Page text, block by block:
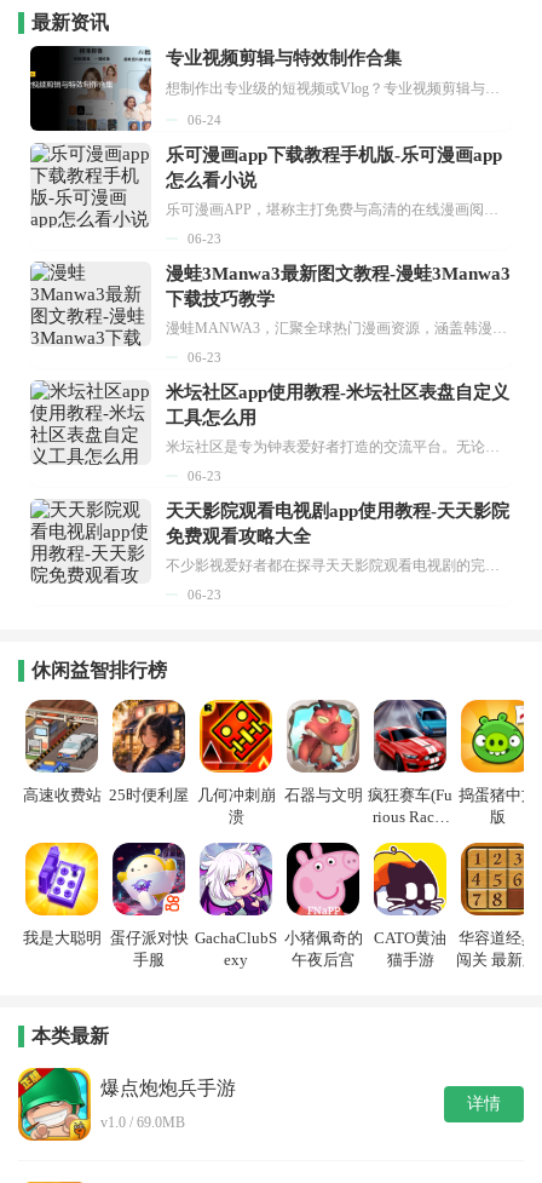
最新资讯
专业视频剪辑与特效制作合集
想制作出专业级的短视频或Vlog？专业视频剪辑与特效制作大全专题为你提供了从剪辑、抠像到特效包装的全套解决方案。无论是添加炫酷的片头、进行精准的视频抠图，还是制...
06-24
乐可漫画app下载教程手机版-乐可漫画app
怎么看小说
乐可漫画APP，堪称主打免费与高清的在线漫画阅读神器。其官方版提供海量完整版漫画资源，无论是国内漫画，还是日漫、韩漫、台漫、美漫等国外漫画，应有尽有，随时供你阅读。只需轻点一下，便能直接进入阅读界面。不仅如此，乐可漫画最新版本更新速度极快，在这里，你总能抢先看到全网一手漫画章节内容！...
06-23
漫蛙3Manwa3最新图文教程-漫蛙3Manwa3
下载技巧教学
漫蛙MANWA3，汇聚全球热门漫画资源，涵盖韩漫、欧美漫画、国漫等多种类型，题材丰富多样，全方位满足用户阅读喜好。它不仅是阅读平台，更是创作平台，为广大用户打造零门槛创作环境。...
06-23
米坛社区app使用教程-米坛社区表盘自定义
工具怎么用
米坛社区是专为钟表爱好者打造的交流平台。无论你是初涉钟表领域的普通爱好者，还是拥有多年收藏经验的资深玩家，都能在此找到属于自己的天地。 无需注册，就能轻松参与其中。通过专业的讨论论坛与丰富的交互功能，你可与世界各地的钟表爱好者畅快交流。若你钟情于钟表，米坛社区无疑是值得一试的理想之选。在这里，你能获取最新的手表资讯，交流见解，提升鉴赏品味，让每一块手表都成为收藏故事中重要的一部分。感兴趣的朋友，不要错过下载机会。...
06-23
天天影院观看电视剧app使用教程-天天影院
免费观看攻略大全
不少影视爱好者都在探寻天天影院观看电视剧的完整方法，结合最新平台使用规则，本篇新手入门攻略全面讲解观看渠道、检索流程、播放设置以及画面模式调整等实用内容。全文适配手机、电脑等主流设备，步骤简洁易懂，无论是初次使用的新手，还是想要优化观影体验的用户，都能参照内容快速上手，熟练掌握平台各项操作技巧，轻松畅享影视内容。...
06-23
休闲益智排行榜
高速收费站 25时便利屋
几何冲刺崩
溃
石器与文明 疯狂赛车(Fu
rious Racin
捣蛋猪中文
版
我是大聪明 蛋仔派对快
手服
GachaClubS
exy
小猪佩奇的
午夜后宫
CATO黄油
猫手游
华容道经典
闯关 最新版
本类最新
爆点炮炮兵手游
v1.0 / 69.0MB
详情